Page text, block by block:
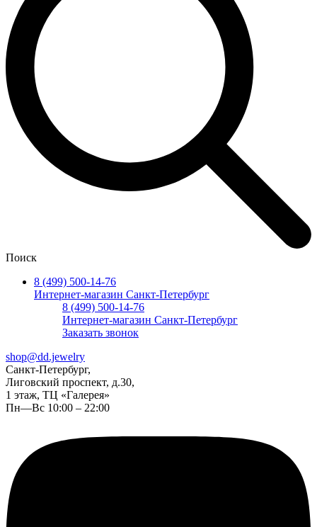
Поиск
8 (499) 500-14-76
Интернет-магазин Санкт-Петербург
8 (499) 500-14-76
Интернет-магазин Санкт-Петербург
Заказать звонок
shop@dd.jewelry
Санкт-Петербург,
Лиговский проспект, д.30,
1 этаж, ТЦ «Галерея»
Пн—Вс 10:00 – 22:00